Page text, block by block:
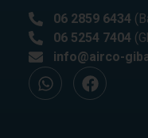
06 2859 6434
06 5254 7404
info@airco-